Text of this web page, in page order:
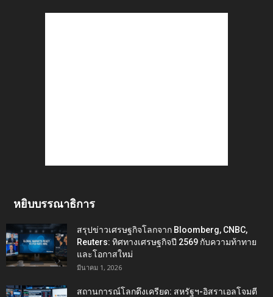
หยิบบรรณาธิการ
สรุปข่าวเศรษฐกิจโลกจาก Bloomberg, CNBC,
Reuters: ทิศทางเศรษฐกิจปี 2569 กับความท้าทาย
และโอกาสใหม่
มีนาคม 1, 2026
สถานการณ์โลกตึงเครียด: สหรัฐฯ-อิสราเอลโจมตี